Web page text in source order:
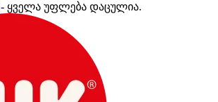
- ყველა უფლება დაცულია.